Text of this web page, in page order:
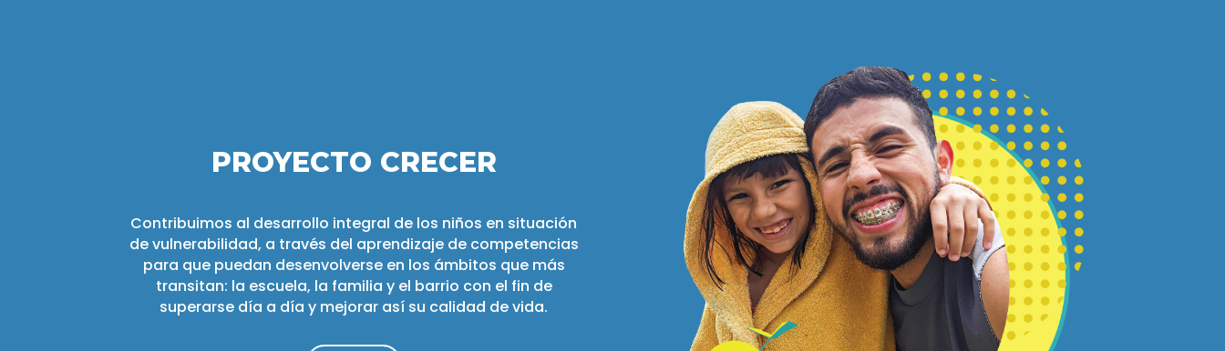
PROYECTO CRECER
Contribuimos al desarrollo integral de los niños en situación
de vulnerabilidad, a través del aprendizaje de competencias
para que puedan desenvolverse en los ámbitos que más
transitan: la escuela, la familia y el barrio con el fin de
superarse día a día y mejorar así su calidad de vida.